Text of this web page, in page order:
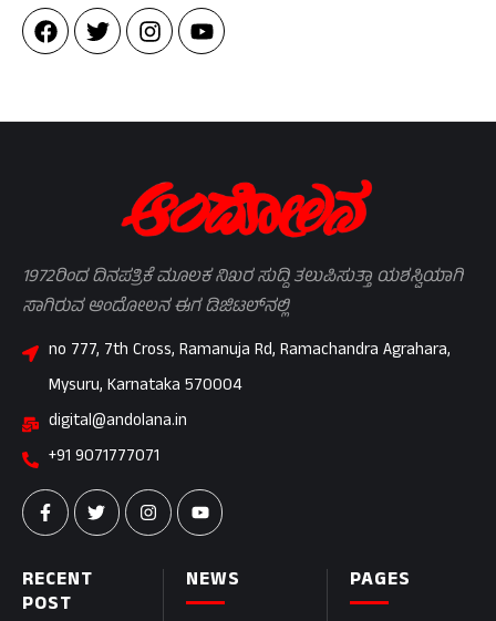
PAGES
NEWS
RECENT
POST
1972ರಿಂದ ದಿನಪತ್ರಿಕೆ ಮೂಲಕ ನಿಖರ ಸುದ್ದಿ ತಲುಪಿಸುತ್ತಾ ಯಶಸ್ವಿಯಾಗಿ
ಸಾಗಿರುವ ಆಂದೋಲನ ಈಗ ಡಿಜಿಟಲ್‌ನಲ್ಲಿ
no 777, 7th Cross, Ramanuja Rd, Ramachandra Agrahara,
Mysuru, Karnataka 570004
digital@andolana.in
+91 9071777071